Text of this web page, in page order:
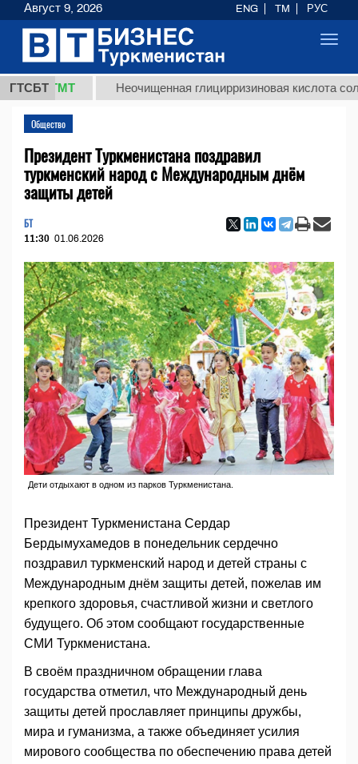
ГТСБТ
ТМТ Неочищенная глицирризиновая кислота
Общество
Президент Туркменистана поздравил
туркменский народ с Международным днём
защиты детей
БТ
11:30 01.06.2026
Дети отдыхают в одном из парков Туркменистана.
Президент Туркменистана Сердар
Бердымухамедов в понедельник сердечно
поздравил туркменский народ и детей страны с
Международным днём защиты детей, пожелав им
крепкого здоровья, счастливой жизни и светлого
будущего. Об этом сообщают государственные
СМИ Туркменистана.
В своём праздничном обращении глава
государства отметил, что Международный день
защиты детей прославляет принципы дружбы,
мира и гуманизма, а также объединяет усилия
мирового сообщества по обеспечению права детей
Август 9, 2026 ENG TM РУС